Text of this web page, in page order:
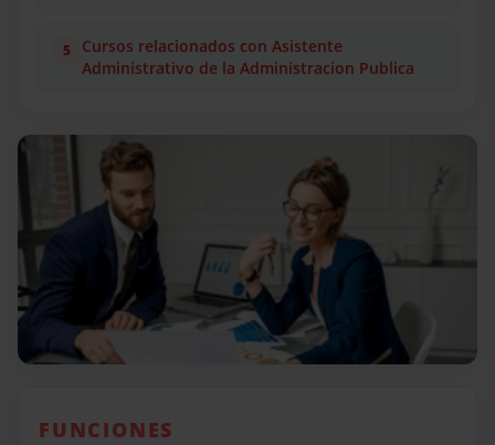
Cursos relacionados con Asistente
Administrativo de la Administracion Publica
FUNCIONES